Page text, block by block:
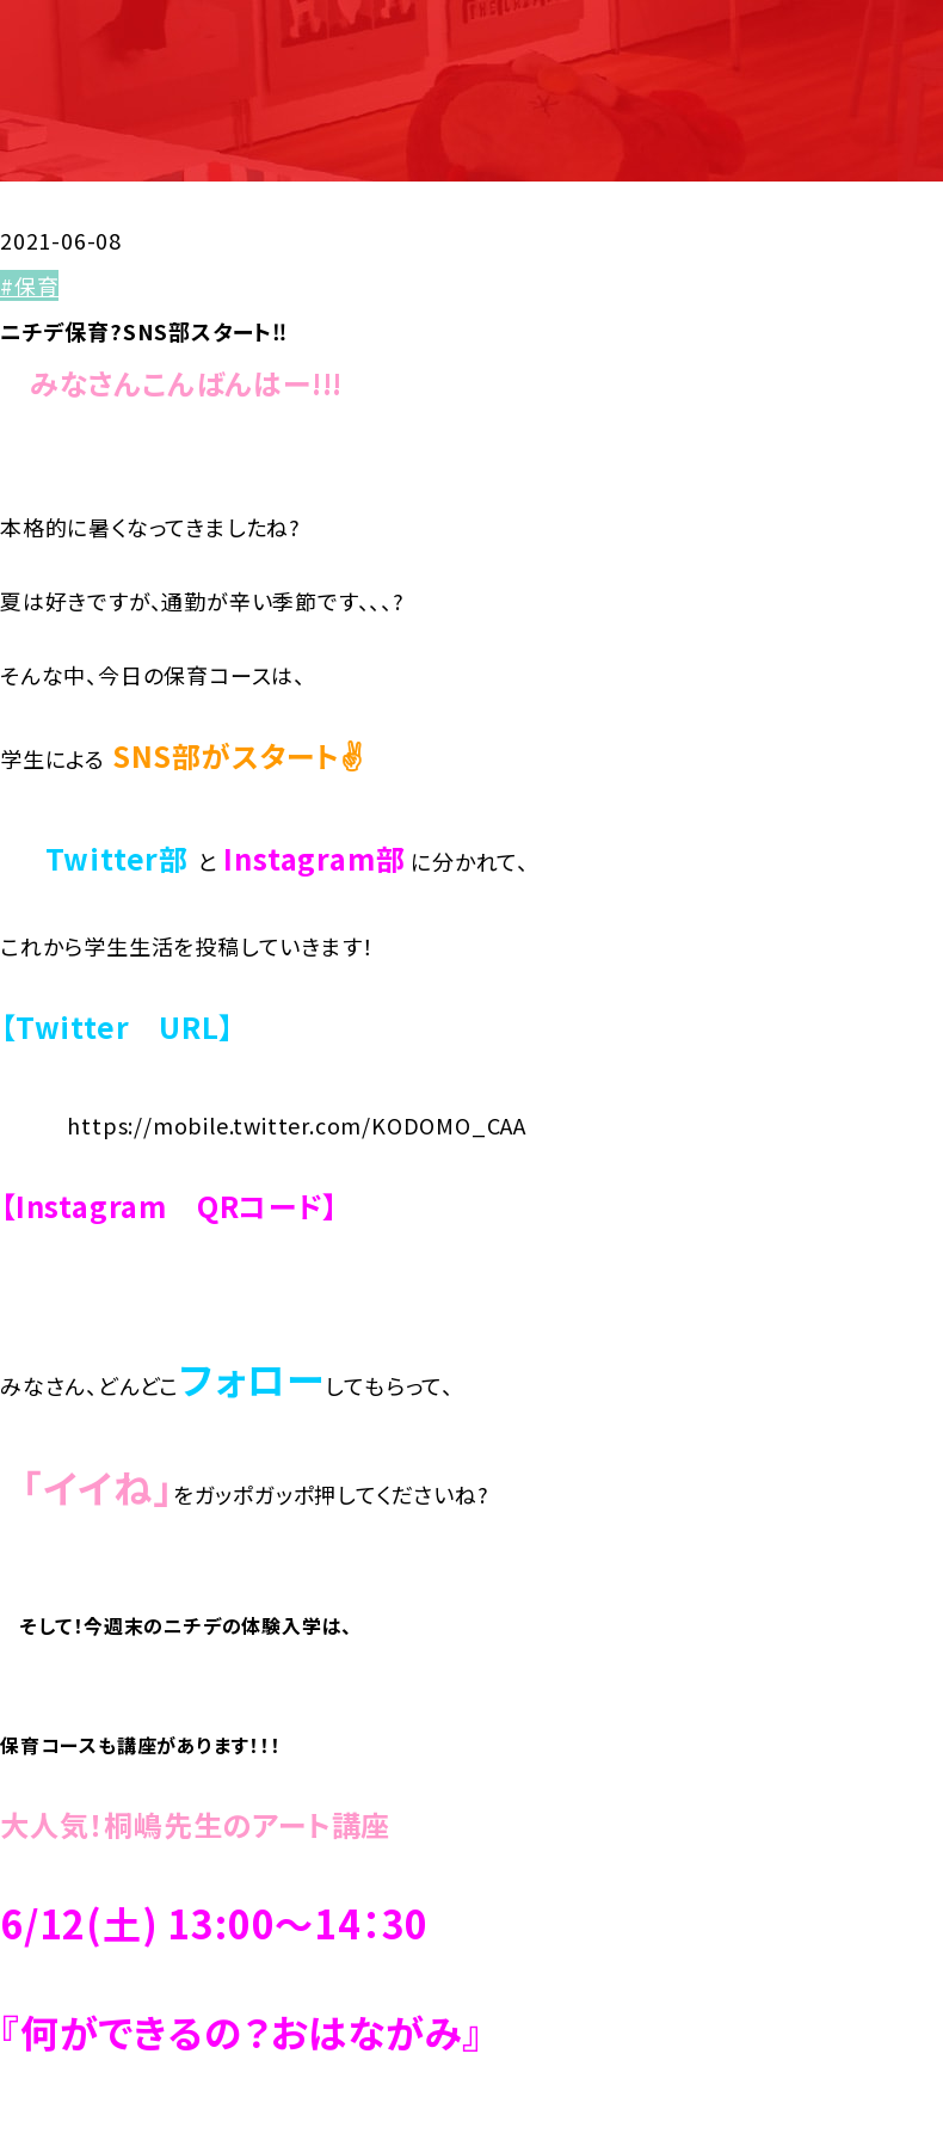
2021-06-08
#保育
ニチデ保育?SNS部スタート‼
みなさんこんばんはー!!!
本格的に暑くなってきましたね?
夏は好きですが、通勤が辛い季節です、、、?
そんな中、今日の保育コースは、
学生による SNS部がスタート✌
Twitter部 と Instagram部 に分かれて、
これから学生生活を投稿していきます！
【Twitter URL】
https://mobile.twitter.com/KODOMO_CAA
【Instagram QRコード】
みなさん、どんどこフォロー してもらって、
「イイね」 をガッポガッポ押してくださいね?
そして！今週末のニチデの体験入学は、
保育コースも講座があります！！！
大人気！桐嶋先生のアート講座
6/12(土) 13:00～14：30
『何ができるの？おはながみ』